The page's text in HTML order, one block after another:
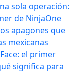
sola operación:
de NinjaOne
apagones que
mexicanas
el primer
significa para